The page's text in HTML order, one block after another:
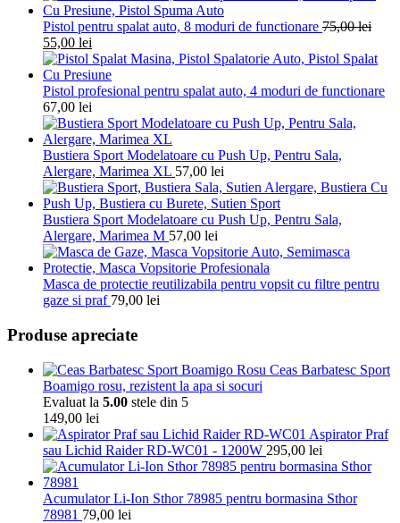
Pistol pentru spalat auto, 8 moduri de functionare 75,00lei
55,00 lei
Pistol profesional pentru spalat auto, 4 moduri de functionare
67,00 lei
Bustiera Sport Modelatoare cu Push Up, Pentru Sala,
Alergare, Marimea XL 57,00 lei
Bustiera Sport Modelatoare cu Push Up, Pentru Sala,
Alergare, Marimea M 57,00 lei
Masca de protectie reutilizabila pentru vopsit cu filtre pentru
gaze si praf 79,00 lei
Produse apreciate
Ceas Barbatesc Sport
Boamigo rosu, rezistent la apa si socuri
Evaluat la 5.00 stele din 5
149,00 lei
Aspirator Praf
sau Lichid Raider RD-WC01 - 1200W 295,00 lei
Acumulator Li-Ion Sthor 78985 pentru bormasina Sthor
78981 79,00 lei